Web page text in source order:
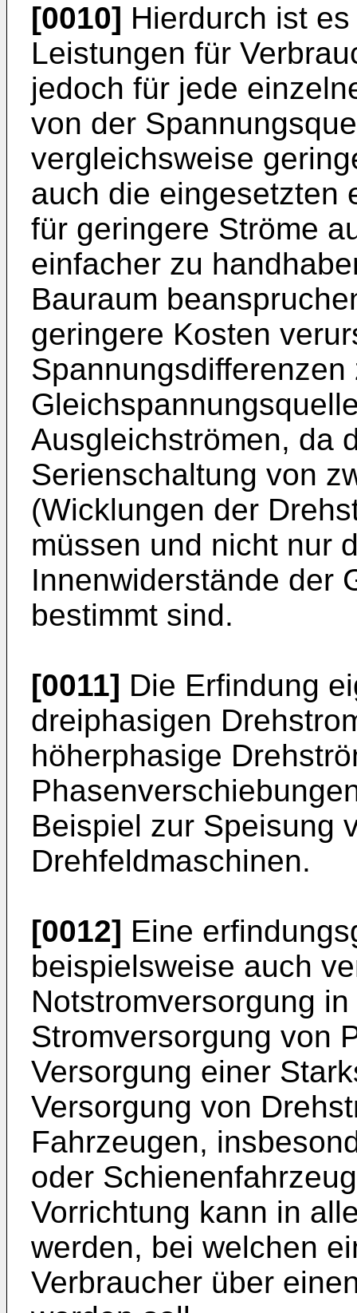
[0010] Hierdurch ist
Leistungen für
jedoch für jede
von der
vergleichsweise
auch die eingesetzten
für geringere Ströme
einfacher zu
Bauraum
geringere Kosten
Ausgleichströmen, da
Serienschaltung von
(Wicklungen der
müssen und nicht nur
Innenwiderstände der
bestimmt sind.
[0011] Die Erfindung
dreiphasigen
höherphasige
Beispiel zur Speisung
Drehfeldmaschinen.
[0012] Eine
beispielsweise auch
Notstromversorgung
Stromversorgung von
Versorgung einer
Versorgung von
Fahrzeugen,
oder
Vorrichtung kann in
werden, bei welchen
Verbraucher über